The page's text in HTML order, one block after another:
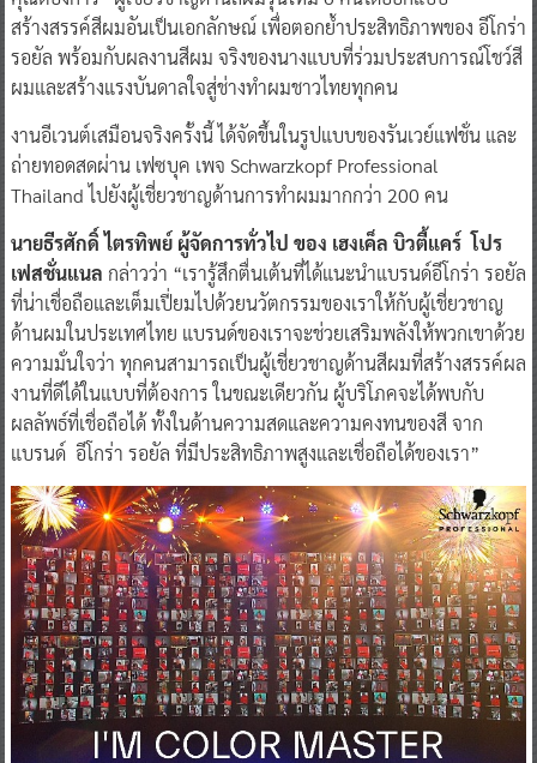
สร้างสรรค์สีผมอันเป็นเอกลักษณ์ เพื่อตอกย้ำประสิทธิภาพของ อีโกร่า
รอยัล พร้อมกับผลงานสีผม จริงของนางแบบที่ร่วมประสบการณ์โชว์สี
ผมและสร้างแรงบันดาลใจสู่ช่างทำผมชาวไทยทุกคน
งานอีเวนต์เสมือนจริงครั้งนี้ ได้จัดขึ้นในรูปแบบของรันเวย์แฟชั่น และ
ถ่ายทอดสดผ่าน เฟซบุค เพจ Schwarzkopf Professional
Thailand ไปยังผู้เชี่ยวชาญด้านการทำผมมากกว่า 200 คน
นายธีรศักดิ์ ไตรทิพย์ ผู้จัดการทั่วไป ของ เฮงเค็ล บิวตี้แคร์ โปร
เฟสชั่นแนล กล่าวว่า “เรารู้สึกตื่นเต้นที่ได้แนะนำแบรนด์อีโกร่า รอยัล
ที่น่าเชื่อถือและเต็มเปี่ยมไปด้วยนวัตกรรมของเราให้กับผู้เชี่ยวชาญ
ด้านผมในประเทศไทย แบรนด์ของเราจะช่วยเสริมพลังให้พวกเขาด้วย
ความมั่นใจว่า ทุกคนสามารถเป็นผู้เชี่ยวชาญด้านสีผมที่สร้างสรรค์ผล
งานที่ดีได้ในแบบที่ต้องการ ในขณะเดียวกัน ผู้บริโภคจะได้พบกับ
ผลลัพธ์ที่เชื่อถือได้ ทั้งในด้านความสดและความคงทนของสี จาก
แบรนด์ อีโกร่า รอยัล ที่มีประสิทธิภาพสูงและเชื่อถือได้ของเรา”